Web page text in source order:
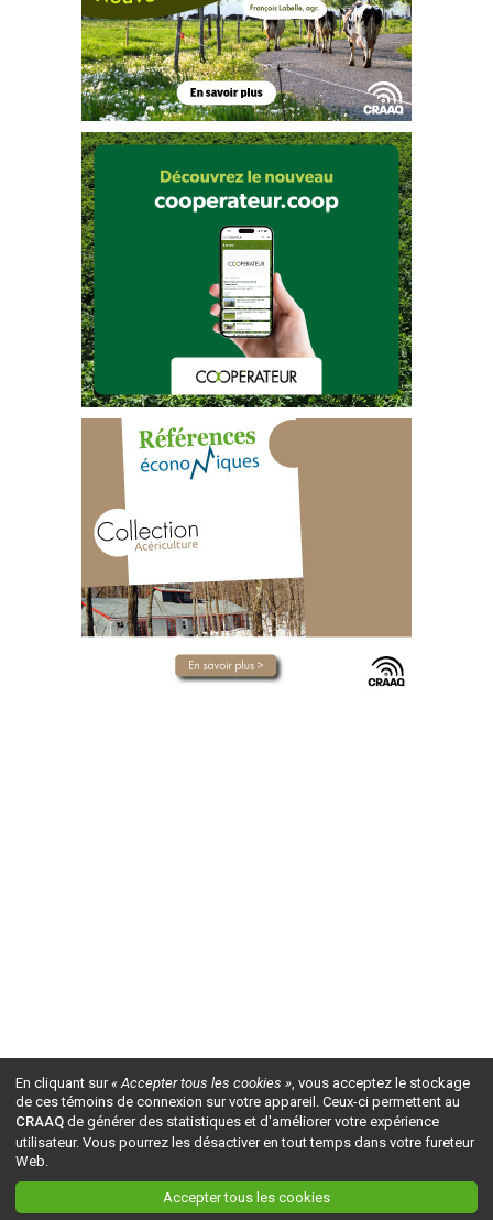
En cliquant sur« Accepter tous les cookies », vous acceptez le stockage
de ces témoins de connexion sur votre appareil. Ceux-ci permettent au
CRAAQ de générer des statistiques et d'améliorer votre expérience
utilisateur. Vous pourrez les désactiver en tout temps dans votre fureteur
Web.
Accepter tous les cookies